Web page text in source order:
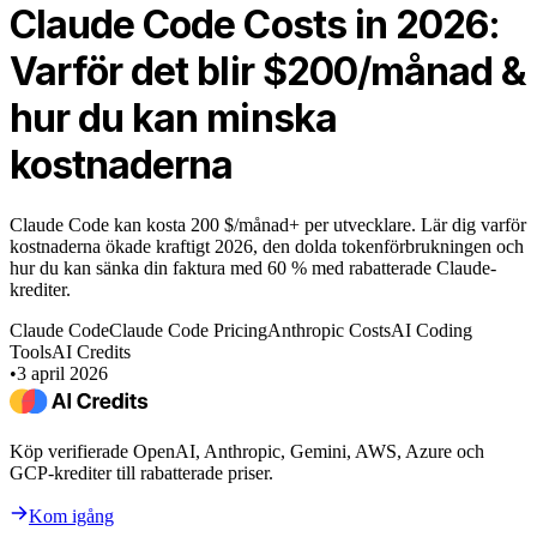
Claude Code Costs in 2026:
Varför det blir $200/månad &
hur du kan minska
kostnaderna
Claude Code kan kosta 200 $/månad+ per utvecklare. Lär dig varför
kostnaderna ökade kraftigt 2026, den dolda tokenförbrukningen och
hur du kan sänka din faktura med 60 % med rabatterade Claude-
krediter.
Claude CodeClaude Code PricingAnthropic CostsAI Coding
ToolsAI Credits
•3 april 2026
Köp verifierade OpenAI, Anthropic, Gemini, AWS, Azure och
GCP-krediter till rabatterade priser.
Kom igång